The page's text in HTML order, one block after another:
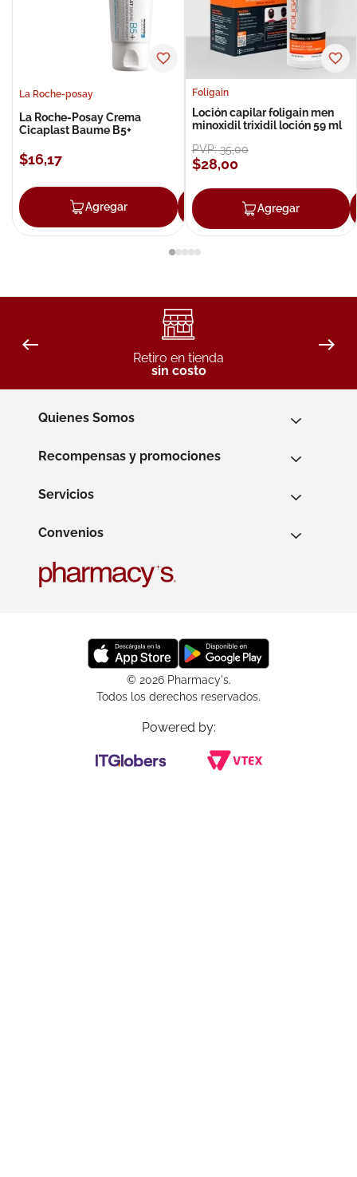
La Roche-posay
La Roche-Posay Crema
Cicaplast Baume B5+
$16,17
Agregar Agregar
Foligain
Loción capilar foligain men
minoxidil trixidil loción 59 ml
PVP:35,00
$28,00
Agregar
Retiro en tienda
sin costo
Quienes Somos
Recompensas y promociones
Servicios
Convenios
© 2026 Pharmacy's.
Todos los derechos reservados.
Powered by: